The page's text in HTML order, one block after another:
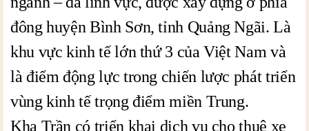
đông huyện Bình Sơn, tỉnh Quảng Ngãi. Là
khu vực kinh tế lớn thứ 3 của Việt Nam và
là điểm động lực trong chiến lược phát triển
vùng kinh tế trọng điểm miền Trung.
Kha Trần có triển khai dịch vụ cho thuê xe